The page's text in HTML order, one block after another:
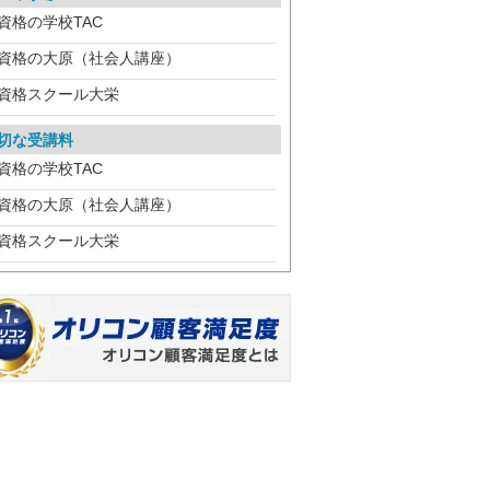
格の学校TAC
格の大原（社会人講座）
格スクール大栄
な受講料
格の学校TAC
格の大原（社会人講座）
格スクール大栄